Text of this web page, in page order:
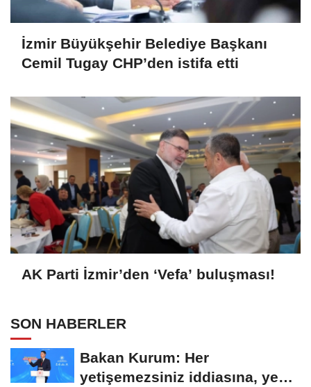
İzmir Büyükşehir Belediye Başkanı
Cemil Tugay CHP’den istifa etti
AK Parti İzmir’den ‘Vefa’ buluşması!
SON HABERLER
Bakan Kurum: Her
yetişemezsiniz iddiasına, yeni